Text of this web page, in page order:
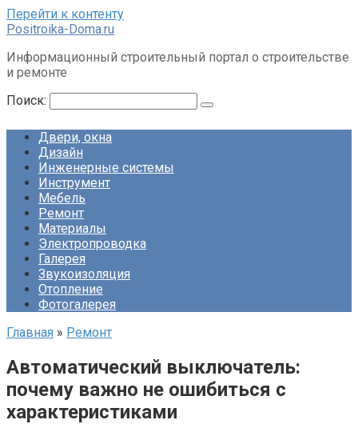
Перейти к контенту
Positroika-Doma.ru
Информационный строительный портал о строительстве
и ремонте
Поиск:
Двери, окна
Дизайн
Инженерные системы
Инструмент
Мебель
Ремонт
Материалы
Электропроводка
Галерея
Звукоизоляция
Отопление
Фотогалерея
Главная » Ремонт
Автоматический выключатель:
почему важно не ошибиться с
характеристиками